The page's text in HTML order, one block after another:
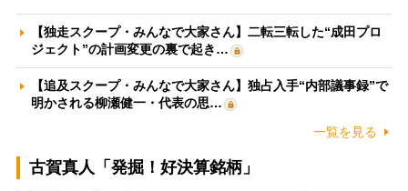
【独走スクープ・みんなで大家さん】二転三転した“成田プロ
ジェクト”の計画変更の裏で起き…
【追及スクープ・みんなで大家さん】独占入手“内部議事録”で
明かされる柳瀬健一・代表の思…
一覧を見る
古賀真人「発掘！好決算銘柄」